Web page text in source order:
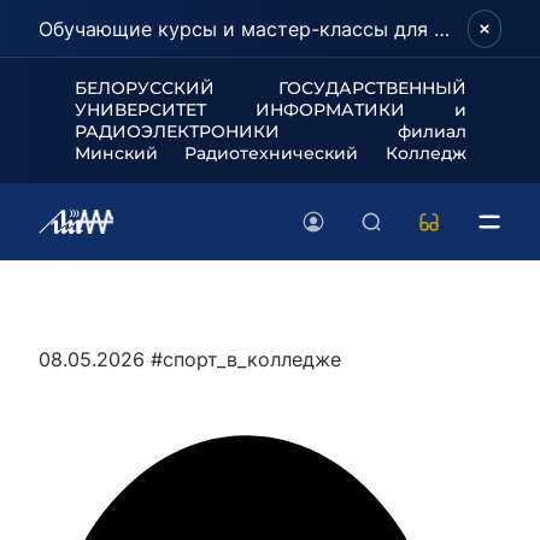
Обучающие курсы и мастер-классы для школьников и абитуриентов!
БЕЛОРУССКИЙ ГОСУДАРСТВЕННЫЙ
УНИВЕРСИТЕТ ИНФОРМАТИКИ и
РАДИОЭЛЕКТРОНИКИ филиал
Минский Радиотехнический Колледж
08.05.2026 #спорт_в_колледже